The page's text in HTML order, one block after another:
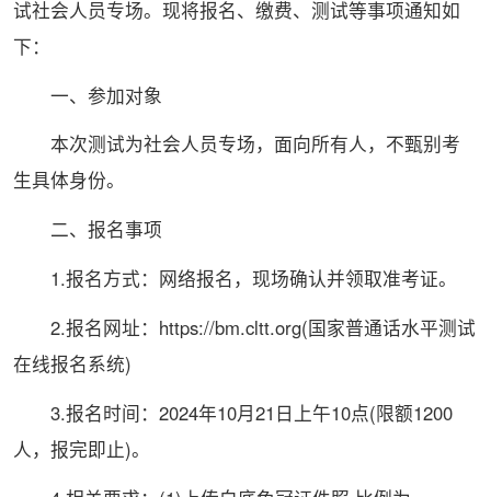
试社会人员专场。现将报名、缴费、测试等事项通知如
下：
一、参加对象
本次测试为社会人员专场，面向所有人，不甄别考
生具体身份。
二、报名事项
1.报名方式：网络报名，现场确认并领取准考证。
2.报名网址：https://bm.cltt.org(国家普通话水平测试
在线报名系统)
3.报名时间：2024年10月21日上午10点(限额1200
人，报完即止)。